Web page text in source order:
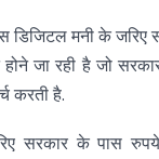
डिजिटल मनी के जरिए
जा रही है जो
करती है.
सरकार के पास